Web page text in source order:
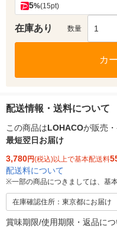
5%(15pt)
在庫あり 数量 1
カ
配送情報・送料について
この商品はLOHACOが販売・
最短翌日お届け
3,780円(税込)以上で基本配送料
配送料について
※一部の商品につきましては、基
在庫確認住所：東京都にお届け
賞味期限/使用期限・返品に